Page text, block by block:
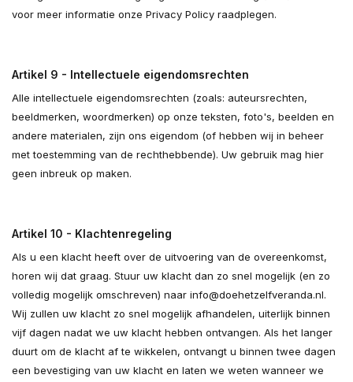
voor meer informatie onze Privacy Policy raadplegen.
Artikel 9 - Intellectuele eigendomsrechten
Alle intellectuele eigendomsrechten (zoals: auteursrechten,
beeldmerken, woordmerken) op onze teksten, foto's, beelden en
andere materialen, zijn ons eigendom (of hebben wij in beheer
met toestemming van de rechthebbende). Uw gebruik mag hier
geen inbreuk op maken.
Artikel 10 - Klachtenregeling
Als u een klacht heeft over de uitvoering van de overeenkomst,
horen wij dat graag. Stuur uw klacht dan zo snel mogelijk (en zo
volledig mogelijk omschreven) naar info@doehetzelfveranda.nl.
Wij zullen uw klacht zo snel mogelijk afhandelen, uiterlijk binnen
vijf dagen nadat we uw klacht hebben ontvangen. Als het langer
duurt om de klacht af te wikkelen, ontvangt u binnen twee dagen
een bevestiging van uw klacht en laten we weten wanneer we